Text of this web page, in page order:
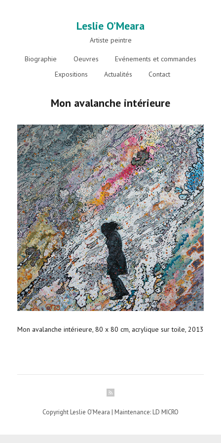
Leslie O’Meara
Artiste peintre
Biographie Oeuvres
Evénements et commandes
Expositions
Actualités Contact
Mon avalanche intérieure
Mon avalanche intérieure, 80 x 80 cm, acrylique sur toile, 2013
Copyright Leslie O'Meara | Maintenance: LD MICRO